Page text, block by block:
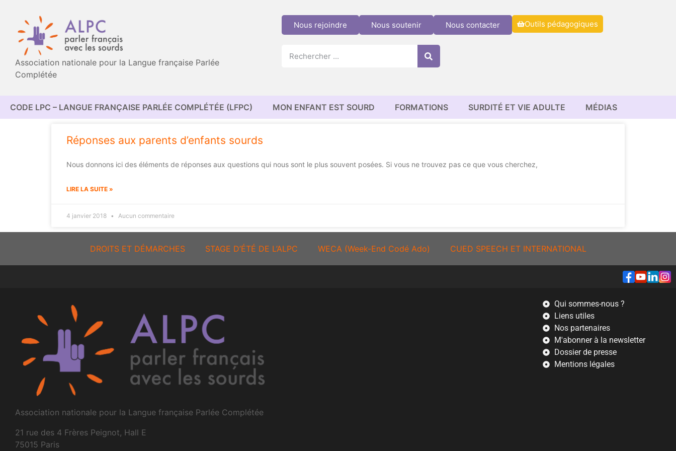
Association nationale pour la Langue française Parlée
Complétée
Nous rejoindre Nous soutenir Nous contacter Outils pédagogiques
CODE LPC – LANGUE FRANÇAISE PARLÉE COMPLÉTÉE (LFPC) MON ENFANT EST SOURD FORMATIONS SURDITÉ ET VIE ADULTE MÉDIAS
Réponses aux parents d’enfants sourds
Nous donnons ici des éléments de réponses aux questions qui nous sont le plus souvent posées. Si vous ne trouvez pas ce que vous cherchez,
LIRE LA SUITE »
4 janvier 2018 Aucun commentaire
DROITS ET DÉMARCHES STAGE D’ÉTÉ DE L’ALPC WECA (Week-End Codé Ado) CUED SPEECH ET INTERNATIONAL
Association nationale pour la Langue française Parlée Complétée
21 rue des 4 Frères Peignot, Hall E
75015 Paris
Qui sommes-nous ?
Liens utiles
Nos partenaires
M'abonner à la newsletter
Dossier de presse
Mentions légales